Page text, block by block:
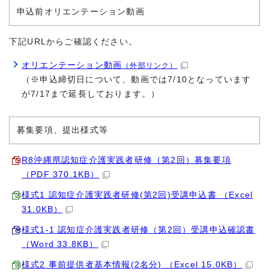
申込前オリエンテーション動画
下記URLからご確認ください。
オリエンテーション動画 （外部リンク）
（※申込締切日について、動画では7/10となっています
が7/17まで延長しております。）
募集要項、提出様式等
R8沖縄県認知症介護実践者研修（第2回）募集要項
（PDF 370.1KB）
様式1 認知症介護実践者研修(第2回)受講申込書 （Excel
31.0KB）
様式1-1 認知症介護実践者研修（第2回）受講申込確認書
（Word 33.8KB）
様式2 事前提供者基本情報(2名分) （Excel 15.0KB）